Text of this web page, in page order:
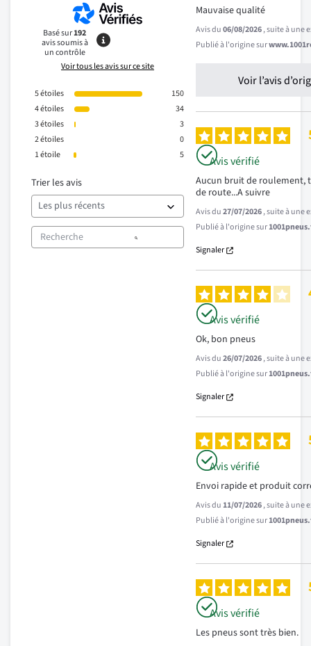
Basé sur192
avis soumis à
un contrôle
Voir tous les avis sur ce site
5étoiles
150
4étoiles
34
3étoiles
3
2étoiles
0
1étoile 5
Trier les avis
Mauvaise qualité
Avis du06/08/2026, suite à une
Publié à l'origine sur
Voir l’avis
Avis vérifié
Aucun bruit de roulement,
de route...A suivre
Avis du27/07/2026, suite à une
Publié à l'origine sur
Signaler
Avis vérifié
Ok, bon pneus
Avis du26/07/2026, suite à une
Publié à l'origine sur
Signaler
Avis vérifié
Envoi rapide et produit
Avis du11/07/2026, suite à une
Publié à l'origine sur
Signaler
Avis vérifié
Les pneus sont très bien.